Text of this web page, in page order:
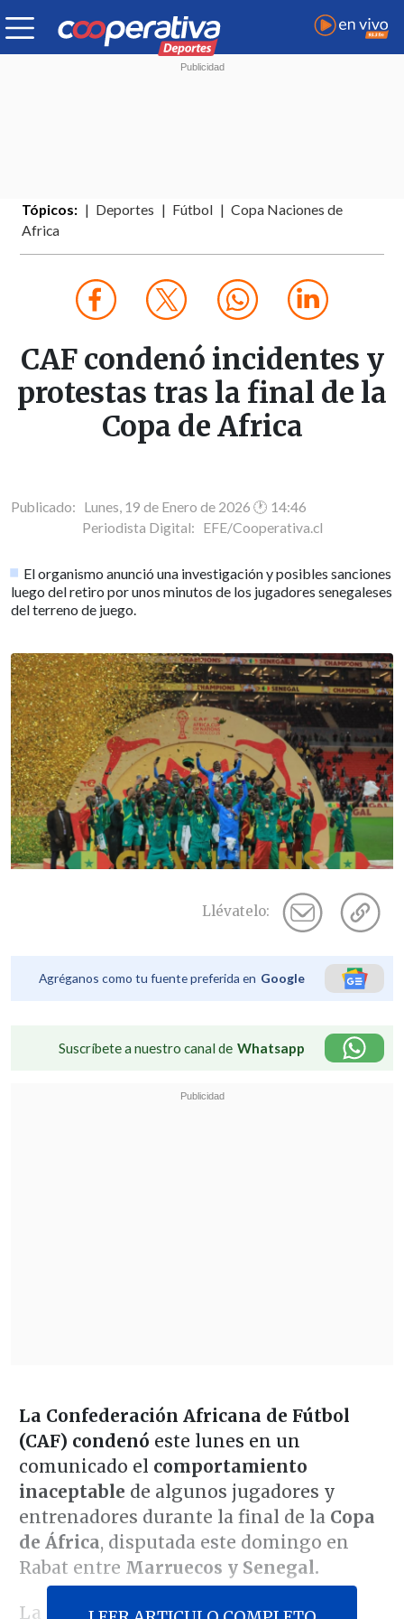
Tópicos: Deportes Fútbol
Copa Naciones de
Africa
CAF condenó incidentes y
protestas tras la final de la
Copa de Africa
Publicado: Lunes, 19 de Enero de 2026 🕐 14:46
Periodista Digital: EFE/Cooperativa.cl
El organismo anunció una investigación y posibles sanciones
luego del retiro por unos minutos de los jugadores senegaleses
del terreno de juego.
Llévatelo:
Agréganos como tu fuente preferida en Google
Suscríbete a nuestro canal de Whatsapp
La Confederación Africana de Fútbol
(CAF) condenó este lunes en un
comunicado el comportamiento
inaceptable de algunos jugadores y
entrenadores durante la final de la Copa
de África, disputada este domingo en
Rabat entre Marruecos y Senegal.
La CAF no nombró expresamente a la